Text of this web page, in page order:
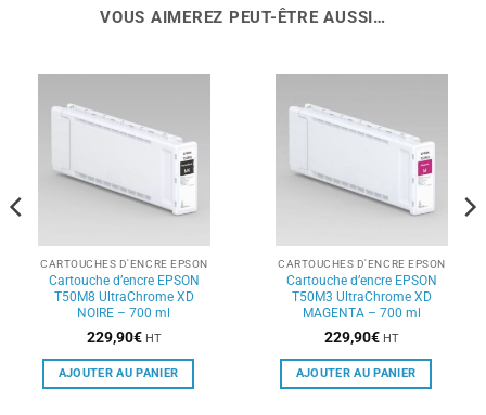
VOUS AIMEREZ PEUT-ÊTRE AUSSI…
CARTOUCHES D'ENCRE EPSON
Cartouche d’encre EPSON
T50M8 UltraChrome XD
NOIRE – 700 ml
229,90€ HT
AJOUTER AU PANIER
CARTOUCHES D'ENCRE EPSON
Cartouche d’encre EPSON
T50M3 UltraChrome XD
MAGENTA – 700 ml
229,90€ HT
AJOUTER AU PANIER